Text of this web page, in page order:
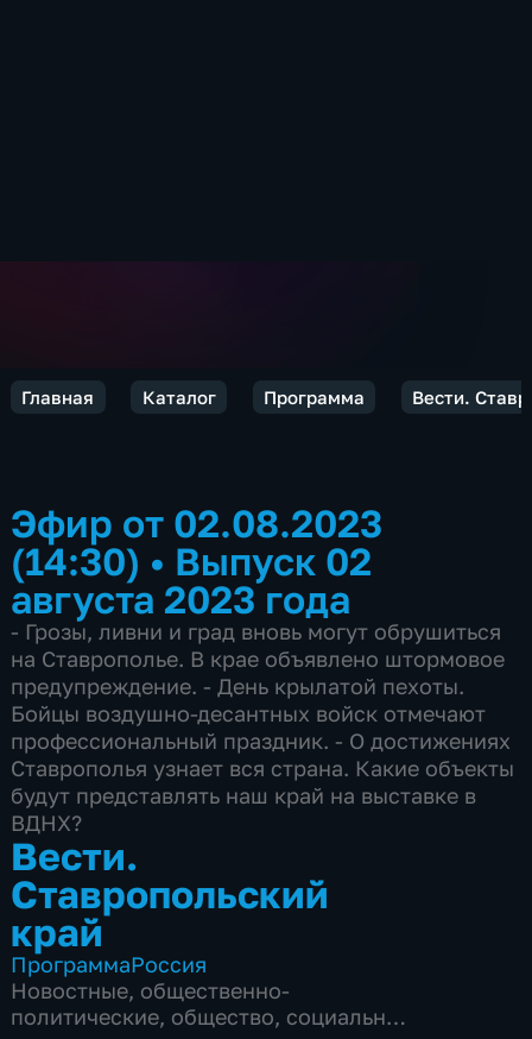
Главная Каталог Программа Вести.
Эфир от 02.08.2023
(14:30) • Выпуск 02
августа 2023 года
- Грозы, ливни и град вновь могут обрушиться
на Ставрополье. В крае объявлено штормовое
предупреждение. - День крылатой пехоты.
Бойцы воздушно-десантных войск отмечают
профессиональный праздник. - О достижениях
Ставрополья узнает вся страна. Какие объекты
будут представлять наш край на выставке в
ВДНХ?
Вести.
Ставропольский
край
ПрограммаРоссия
Новостные, общественно-
политические, общество, социально-